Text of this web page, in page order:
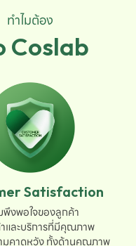
ทำไมต้อง
Coslab
Satisfaction
พึงพอใจของลูกค้า
และบริการที่มีคุณภาพ
มคาดหวัง ทั้งด้านคุณภาพ